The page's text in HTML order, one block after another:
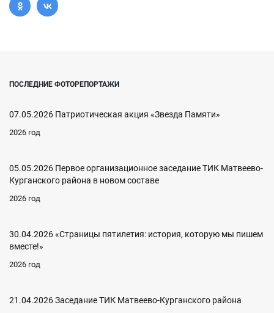
ПОСЛЕДНИЕ ФОТОРЕПОРТАЖИ
07.05.2026 Патриотическая акция «Звезда Памяти»
2026 год
05.05.2026 Первое организационное заседание ТИК Матвеево-
Курганского района в новом составе
2026 год
30.04.2026 «Страницы пятилетия: история, которую мы пишем
вместе!»
2026 год
21.04.2026 Заседание ТИК Матвеево-Курганского района